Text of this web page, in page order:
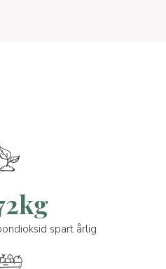
spart årlig